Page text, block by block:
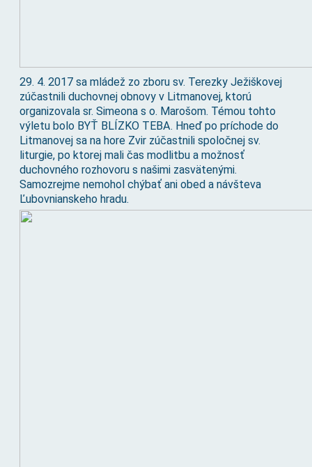
29. 4. 2017 sa mládež zo zboru sv. Terezky Ježiškovej
zúčastnili duchovnej obnovy v Litmanovej, ktorú
organizovala sr. Simeona s o. Marošom. Témou tohto
výletu bolo BYŤ BLÍZKO TEBA. Hneď po príchode do
Litmanovej sa na hore Zvir zúčastnili spoločnej sv.
liturgie, po ktorej mali čas modlitbu a možnosť
duchovného rozhovoru s našimi zasvätenými.
Samozrejme nemohol chýbať ani obed a návšteva
Ľubovnianskeho hradu.